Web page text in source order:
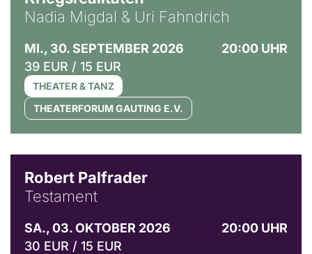
Nadia Migdal & Uri Fahndrich
MI., 30. SEPTEMBER 2026
20:00 UHR
39 EUR / 15 EUR
THEATER & TANZ
THEATERFORUM GAUTING E.V.
Robert Palfrader
Testament
SA., 03. OKTOBER 2026
20:00 UHR
30 EUR / 15 EUR